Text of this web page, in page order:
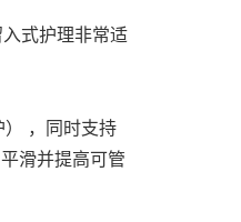
式护理非常适
，同时支持
滑并提高可管